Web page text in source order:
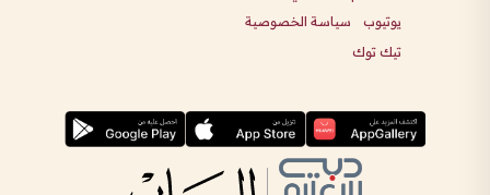
يوتيوب
تيك توك
سياسة الخصوصية